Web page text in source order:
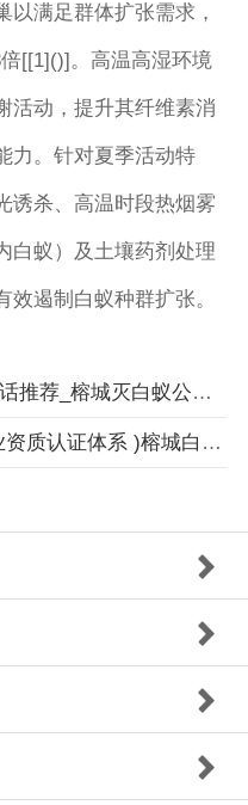
以满足群体扩张需求，
[[1]()]。高温高湿环境
活动，提升其纤维素消
力。针对夏季活动特
诱杀、高温时段热烟雾
白蚁）及土壤药剂处理
效遏制白蚁种群扩张。
揭阳市榕城区白蚁防治中心电话推荐_榕城灭白蚁公司_揭阳市榕城区卫城白蚁防治有限公司
揭阳市榕城区灭白蚁公司(专业资质认证体系 )榕城白蚁防治中心